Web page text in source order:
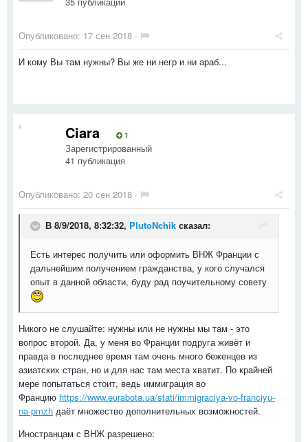
Опубликовано: 17 сен 2018 ·
И кому Вы там нужны? Вы же ни негр и ни араб...
Ciara 1
Зарегистрированный
41 публикация
Опубликовано: 20 сен 2018 ·
В 8/9/2018, 8:32:32, PlutoNchik сказал:
Есть интерес получить или оформить ВНЖ Франции с
дальнейшим получением гражданства, у кого случался
опыт в данной области, буду рад поучительному совету
Никого не слушайте: нужны или не нужны мы там - это
вопрос второй. Да, у меня во Франции подруга живёт и
правда в последнее время там очень много беженцев из
азиатских стран, но и для нас там места хватит. По крайней
мере попытаться стоит, ведь иммиграция во
Францию https://www.eurabota.ua/stati/immigraciya-vo-franciyu-
na-pmzh даёт множество дополнительных возможностей.
Иностранцам с ВНЖ разрешено: